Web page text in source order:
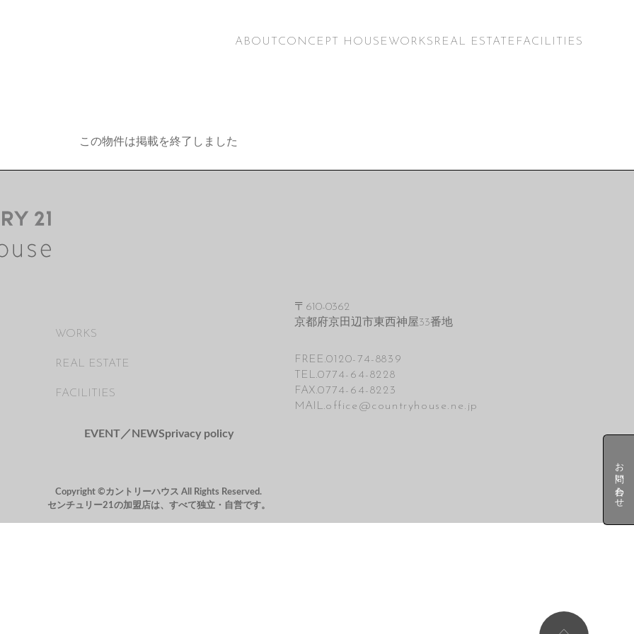
お問い合わせ
ABOUT CONCEPT HOUSE WORKS REAL ESTATE FACILITIES
この物件は掲載を終了しました
WORKS
REAL ESTATE
FACILITIES
〒610-0362
京都府京田辺市東西神屋33番地
FREE.0120-74-8839
TEL.0774-64-8228
FAX.0774-64-8223
MAIL.office@countryhouse.ne.jp
EVENT／NEWSprivacy policy
Copyright ©カントリーハウス All Rights Reserved.
センチュリー21の加盟店は、すべて独立・自営です。